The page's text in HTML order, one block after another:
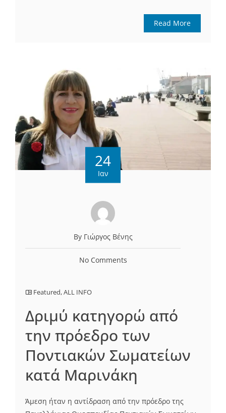
Read More
24
Ιαν
By Γιώργος Βένης
No Comments
Featured,ALL INFO
Δριμύ κατηγορώ από
την πρόεδρο των
Ποντιακών Σωματείων
κατά Μαρινάκη
Άμεση ήταν η αντίδραση από την πρόεδρο της